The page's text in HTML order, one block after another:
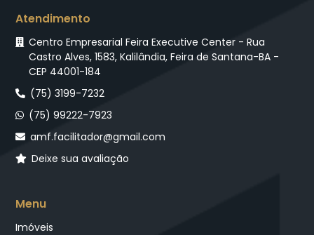
Atendimento
Centro Empresarial Feira Executive Center - Rua
Castro Alves, 1583, Kalilândia, Feira de Santana-BA -
CEP 44001-184
(75) 3199-7232
(75) 99222-7923
amf.facilitador@gmail.com
Deixe sua avaliação
Menu
Imóveis